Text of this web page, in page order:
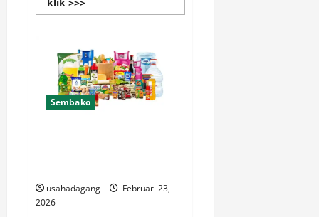
more
Distributor
Jakarta
Online
Produk
Lengkap
Sembako
usahadagang
Februari 23,
2026